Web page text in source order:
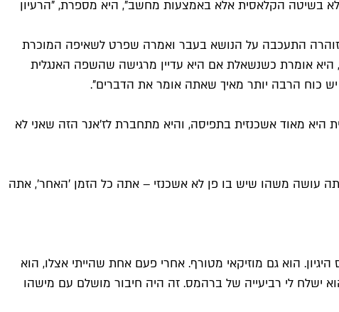
בשיטה הקלאסית אלא באמצעות מחשב", היא מספרת, "הרעיון
זוהרה התעכבה על הנושא בעבר ואמרה שפרט לשאיפה המוכרת
היא אומרת כשנשאלת אם היא עדיין מרגישה שהשפה האנגלית
יש כוח הרבה יותר מאיך שאתה אומר את הדברים".
היא מאוד אשכנזית בתפיסה, והיא מתחברת לז'אנר הזה שאני לא
עושה משהו שיש בו פן לא אשכנזי – אתה כל הזמן 'האחר', אתה
הוא גם מוזיקאי מטורף. אחרי פעם אחת שהייתי אצלו, הוא
ישלח לי רביעייה של ברהמס. זה היה חיבור מושלם עם מישהו